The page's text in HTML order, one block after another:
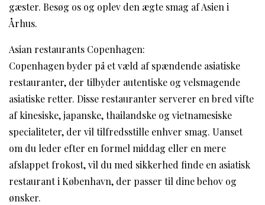
gæster. Besøg os og oplev den ægte smag af Asien i
Århus.
Asian restaurants Copenhagen:
Copenhagen byder på et væld af spændende asiatiske
restauranter, der tilbyder autentiske og velsmagende
asiatiske retter. Disse restauranter serverer en bred vifte
af kinesiske, japanske, thailandske og vietnamesiske
specialiteter, der vil tilfredsstille enhver smag. Uanset
om du leder efter en formel middag eller en mere
afslappet frokost, vil du med sikkerhed finde en asiatisk
restaurant i København, der passer til dine behov og
ønsker.